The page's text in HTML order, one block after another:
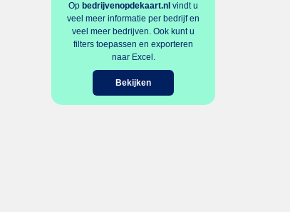
Op bedrijvenopdekaart.nl vindt u
veel meer informatie per bedrijf en
veel meer bedrijven. Ook kunt u
filters toepassen en exporteren
naar Excel.
Bekijken